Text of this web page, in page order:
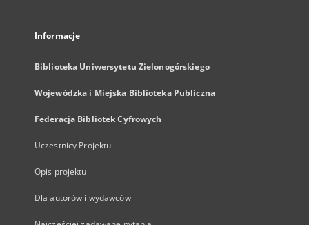
Informacje
Biblioteka Uniwersytetu Zielonogórskiego
Wojewódzka i Miejska Biblioteka Publiczna
Federacja Bibliotek Cyfrowych
Uczestnicy Projektu
Opis projektu
Dla autorów i wydawców